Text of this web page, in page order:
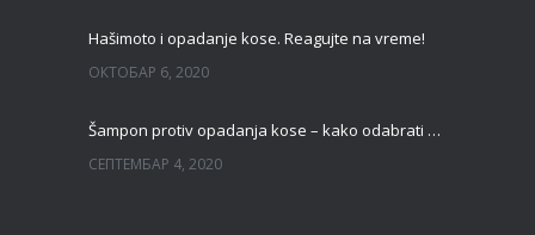
Hašimoto i opadanje kose. Reagujte na vreme!
ОКТОБАР 6, 2020
Šampon protiv opadanja kose – kako odabrati pravi?
СЕПТЕМБАР 4, 2020